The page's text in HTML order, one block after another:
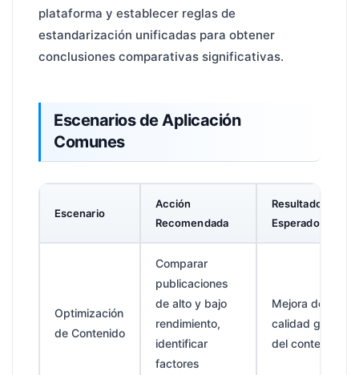
plataforma y establecer reglas de
estandarización unificadas para obtener
conclusiones comparativas significativas.
Escenarios de Aplicación
Comunes
Escenario
Acción
Recomendada
Resultado
Esperado
Optimización
de Contenido
Comparar
publicaciones
de alto y bajo
rendimiento,
identificar
factores
Mejora de la
calidad general
del contenido